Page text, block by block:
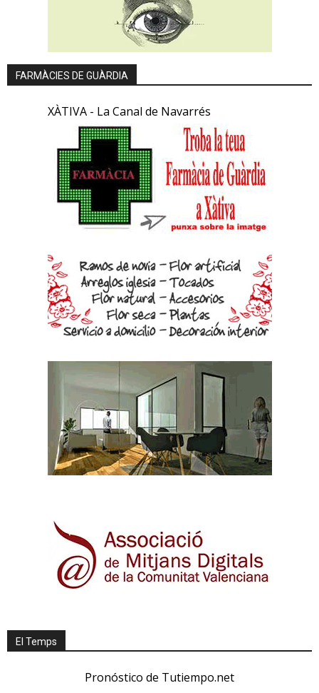
FARMÀCIES DE GUÀRDIA
XÀTIVA - La Canal de Navarrés
El Temps
Pronóstico de Tutiempo.net